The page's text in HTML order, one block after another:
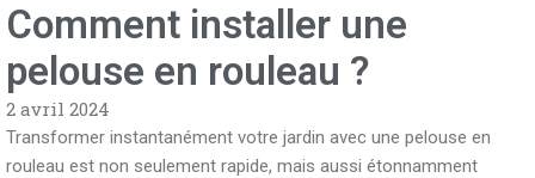
Comment installer une
pelouse en rouleau ?
2 avril 2024
Transformer instantanément votre jardin avec une pelouse en
rouleau est non seulement rapide, mais aussi étonnamment